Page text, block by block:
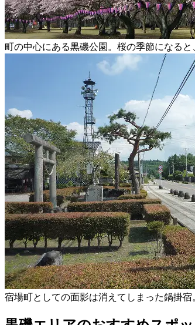
町の中心にある黒磯公園。桜の季節になる
宿場町としての面影は消えてしまった鍋掛